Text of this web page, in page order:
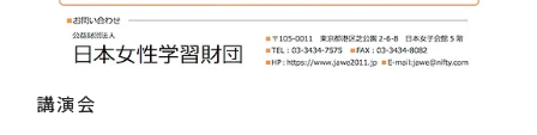
講演会